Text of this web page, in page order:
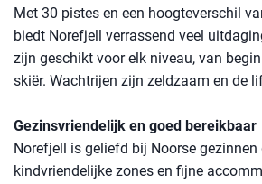
Met 30 pistes en een hoogteverschil
biedt Norefjell verrassend veel
zijn geschikt voor elk niveau, van
skiër. Wachtrijen zijn zeldzaam en de
Gezinsvriendelijk en goed bereikbaar
Norefjell is geliefd bij Noorse
kindvriendelijke zones en fijne